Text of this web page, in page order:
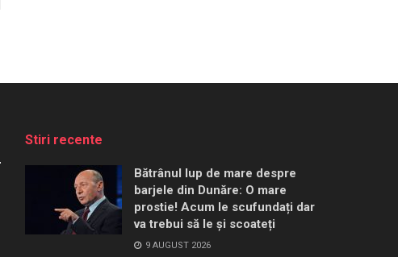
Stiri recente
Bătrânul lup de mare despre
barjele din Dunăre: O mare
prostie! Acum le scufundați dar
va trebui să le și scoateți
9 AUGUST 2026